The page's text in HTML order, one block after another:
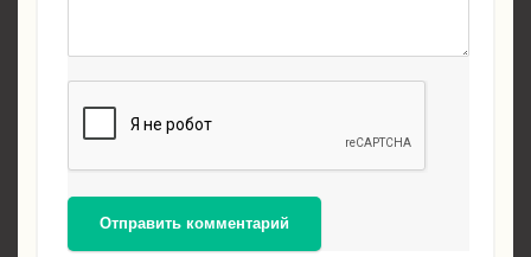
Отправить комментарий